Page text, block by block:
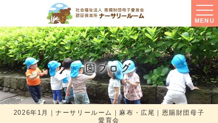
MENU
園ブログ
2026年1月｜ナーサリールーム｜麻布・広尾｜恩賜財団母子
愛育会